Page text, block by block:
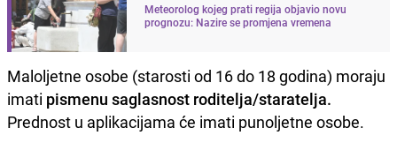
Meteorolog kojeg prati regija objavio novu
prognozu: Nazire se promjena vremena
Maloljetne osobe (starosti od 16 do 18 godina) moraju
imati pismenu saglasnost roditelja/staratelja.
Prednost u aplikacijama će imati punoljetne osobe.